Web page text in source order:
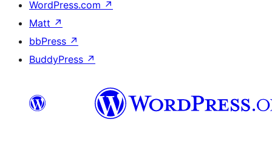
WordPress.com ↗
Matt ↗
bbPress ↗
BuddyPress ↗